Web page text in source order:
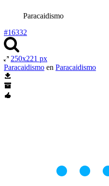
Paracaidismo
#16332
250x221 px
Paracaidismo en Paracaidismo